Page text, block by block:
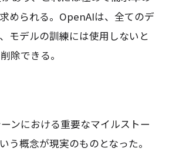
められる。OpenAIは、全てのデ
モデルの訓練には使用しないと
除できる。
ンにおける重要なマイルストー
概念が現実のものとなった。